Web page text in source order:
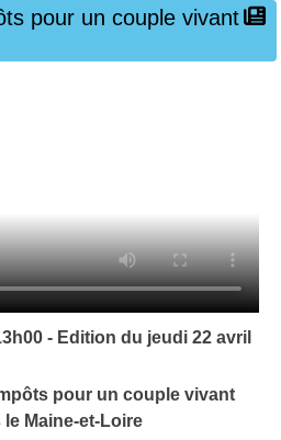
pour un couple vivant
- Edition du jeudi 22 avril
pour un couple vivant
Maine-et-Loire